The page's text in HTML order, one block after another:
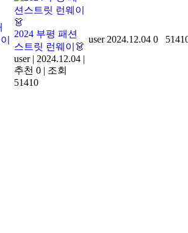
2024 부평 패션
스트릿 런웨이👗
user | 2024.12.04 |
추천 0 | 조회
51410
user 2024.12.04 0